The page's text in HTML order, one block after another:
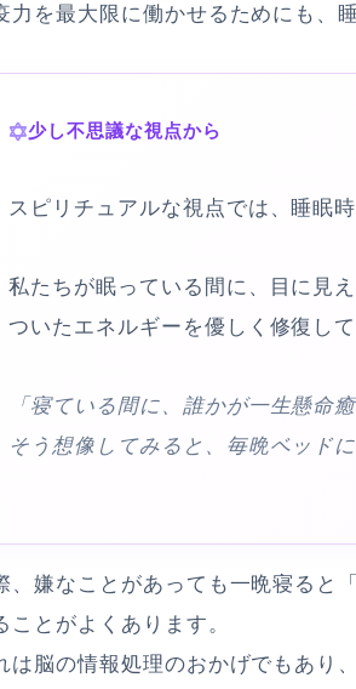
力を最大限に働かせるためにも、
少し不思議な視点から
スピリチュアルな視点では、睡眠
私たちが眠っている間に、目に見
ついたエネルギーを優しく修復し
「寝ている間に、誰かが一生懸命
そう想像してみると、毎晩ベッド
、嫌なことがあっても一晩寝ると
ことがよくあります。
は脳の情報処理のおかげでもあり